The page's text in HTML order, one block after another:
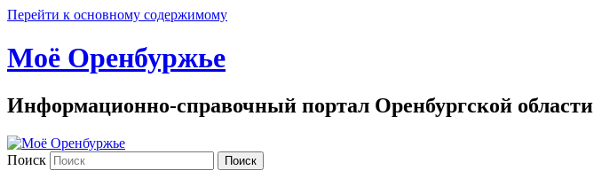
Перейти к основному содержимому
Моё Оренбуржье
Информационно-справочный портал Оренбургской области
Поиск